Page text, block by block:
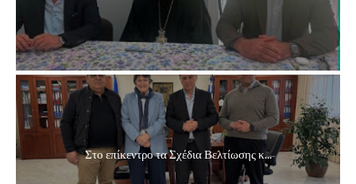
Στο επίκεντρο τα Σχέδια Βελτίωσης κ...